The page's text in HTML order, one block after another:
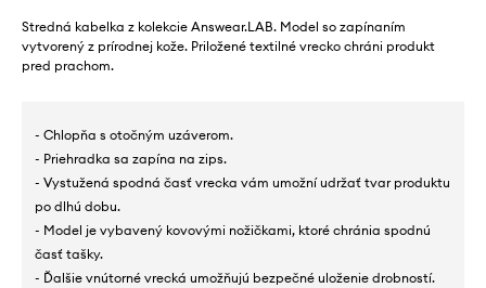
Stredná kabelka z kolekcie Answear.LAB. Model so zapínaním
vytvorený z prírodnej kože. Priložené textilné vrecko chráni produkt
pred prachom.
- Chlopňa s otočným uzáverom.
- Priehradka sa zapína na zips.
- Vystužená spodná časť vrecka vám umožní udržať tvar produktu
po dlhú dobu.
- Model je vybavený kovovými nožičkami, ktoré chránia spodnú
časť tašky.
- Ďalšie vnútorné vrecká umožňujú bezpečné uloženie drobností.